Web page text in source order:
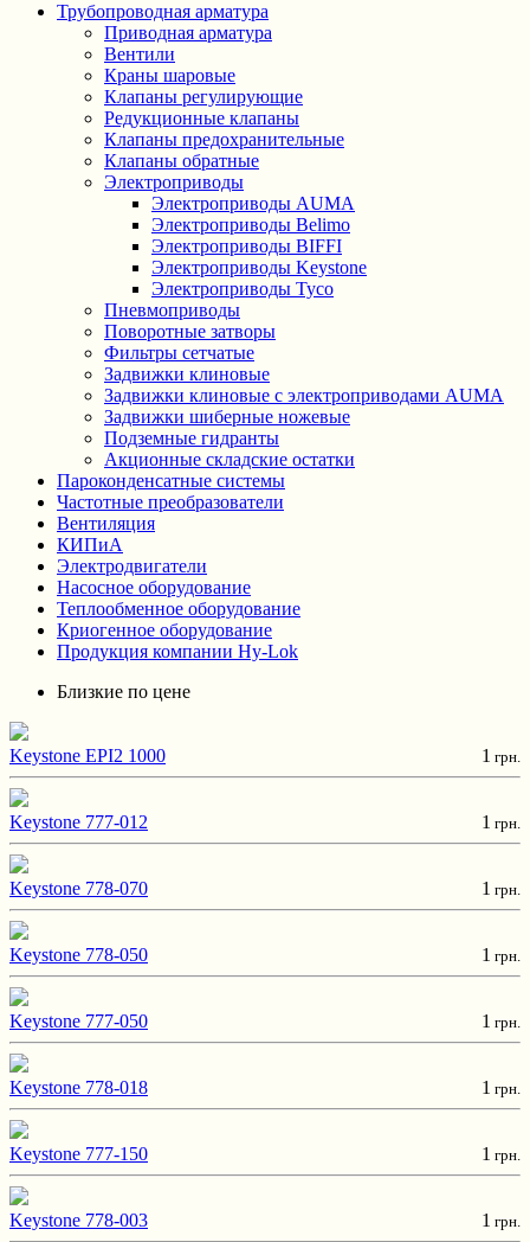
Трубопроводная арматура
Приводная арматура
Вентили
Краны шаровые
Клапаны регулирующие
Редукционные клапаны
Клапаны предохранительные
Клапаны обратные
Электроприводы
Электроприводы AUMA
Электроприводы Belimo
Электроприводы BIFFI
Электроприводы Keystone
Электроприводы Tyco
Пневмоприводы
Поворотные затворы
Фильтры сетчатые
Задвижки клиновые
Задвижки клиновые с электроприводами AUMA
Задвижки шиберные ножевые
Подземные гидранты
Акционные складские остатки
Пароконденсатные системы
Частотные преобразователи
Вентиляция
КИПиА
Электродвигатели
Насосное оборудование
Теплообменное оборудование
Криогенное оборудование
Продукция компании Hy-Lok
Близкие по цене
Keystone EPI2 1000 1 грн.
Keystone 777-012 1 грн.
Keystone 778-070 1 грн.
Keystone 778-050 1 грн.
Keystone 777-050 1 грн.
Keystone 778-018 1 грн.
Keystone 777-150 1 грн.
Keystone 778-003 1 грн.